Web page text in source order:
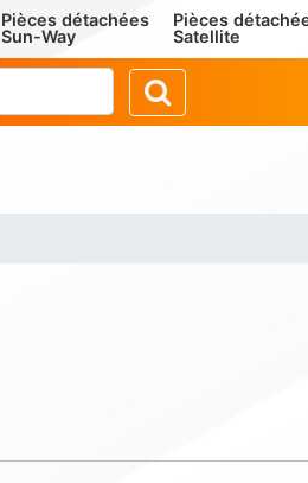
Pièces détachées
Sun-Way
Pièces
Satellite